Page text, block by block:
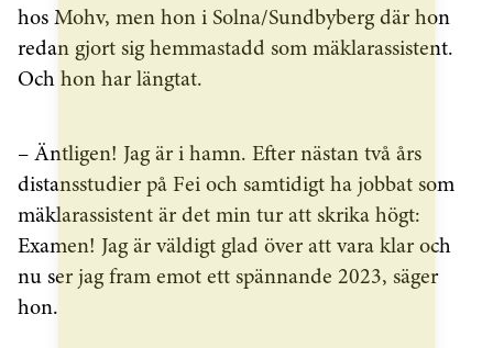
hos Mohv, men hon i Solna/Sundbyberg där hon
redan gjort sig hemmastadd som mäklarassistent.
Och hon har längtat.
– Äntligen! Jag är i hamn. Efter nästan två års
distansstudier på Fei och samtidigt ha jobbat som
mäklarassistent är det min tur att skrika högt:
Examen! Jag är väldigt glad över att vara klar och
nu ser jag fram emot ett spännande 2023, säger
hon.